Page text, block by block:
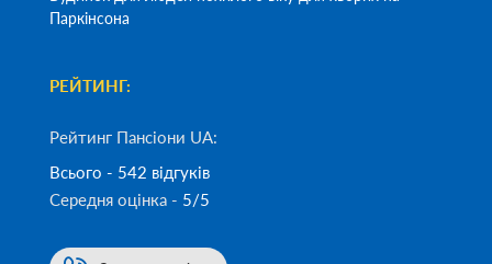
Паркінсона
РЕЙТИНГ:
Рейтинг Пансіони UA:
Всього - 542 відгуків
Середня оцінка - 5/5